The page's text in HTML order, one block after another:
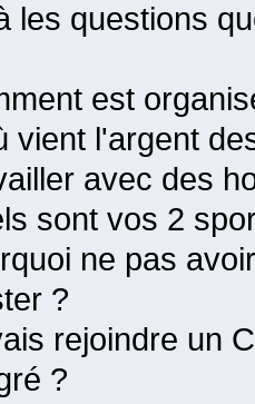
les questions
est
vient l'argent
avec des
sont vos 2
ne pas
?
rejoindre un
?